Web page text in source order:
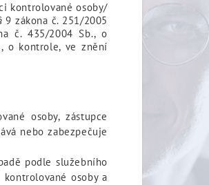
kontrolované osoby/
zákona č. 251/2005
č. 435/2004 Sb., o
o kontrole, ve znění
osoby, zástupce
nebo zabezpečuje
podle služebního
osoby a